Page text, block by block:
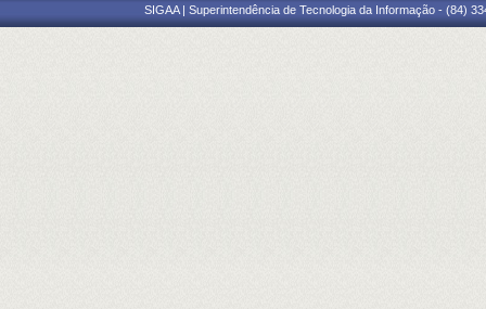
SIGAA | Superintendência de Tecnologia da Informação - (84)